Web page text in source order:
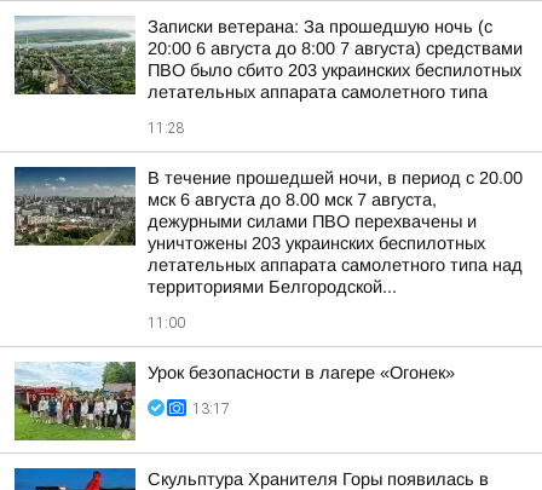
Записки ветерана: За прошедшую ночь (с
20:00 6 августа до 8:00 7 августа) средствами
ПВО было сбито 203 украинских беспилотных
летательных аппарата самолетного типа
11:28
В течение прошедшей ночи, в период с 20.00
мск 6 августа до 8.00 мск 7 августа,
дежурными силами ПВО перехвачены и
уничтожены 203 украинских беспилотных
летательных аппарата самолетного типа над
территориями Белгородской...
11:00
Урок безопасности в лагере «Огонек»
13:17
Скульптура Хранителя Горы появилась в